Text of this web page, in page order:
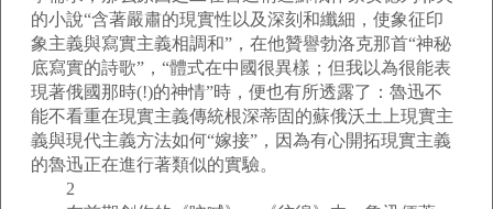
的小說“含著嚴肅的現實性以及深刻和纖細，使象征印
象主義與寫實主義相調和”，在他贊譽勃洛克那首“神秘
底寫實的詩歌”，“體式在中國很異樣；但我以為很能表
現著俄國那時(!)的神情”時，便也有所透露了：魯迅不
能不看重在現實主義傳統根深蒂固的蘇俄沃土上現實主
義與現代主義方法如何“嫁接”，因為有心開拓現實主義
的魯迅正在進行著類似的實驗。
2